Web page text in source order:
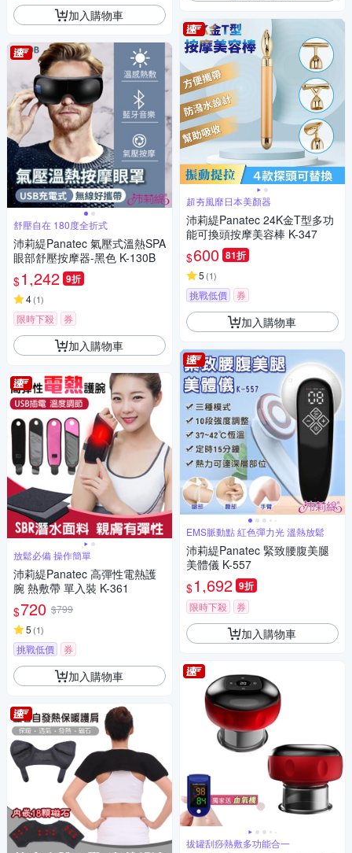
加入購物車
舒壓自在 180度全折式
沛莉緹Panatec 氣壓式溫熱SPA
眼部舒壓按摩器-黑色 K-130B
$1,242 9折
4(1)
限時下殺 券
加入購物車
放鬆必備 操作簡單
沛莉緹Panatec 高彈性電熱護
腕 熱敷帶 單入裝 K-361
$720 $799
5 (1)
挑戰低價 券
加入購物車
超夯風靡日本美顏器
沛莉緹Panatec 24K金T型多功
能可換頭按摩美容棒 K-347
$600 81折
5 (1)
挑戰低價 券
加入購物車
EMS脈動點 紅色彈力光 溫熱放鬆
沛莉緹Panatec 緊致腰腹美腿
美體儀 K-557
$1,692 9折
限時下殺 券
加入購物車
拔罐刮痧熱敷多功能合一